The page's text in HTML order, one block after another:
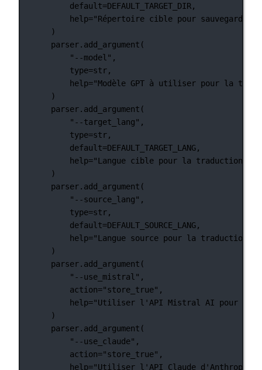
default=DEFAULT_TARGET_DIR,
help="Répertoire cible pour sauvegarder
)
parser.add_argument(
"--model" ,
type=str,
help="Modèle GPT à utiliser pour la
)
parser.add_argument(
"--target_lang" ,
type=str,
default=DEFAULT_TARGET_LANG,
help="Langue cible pour la traduction"
)
parser.add_argument(
"--source_lang" ,
type=str,
default=DEFAULT_SOURCE_LANG,
help="Langue source pour la traduction"
)
parser.add_argument(
"--use_mistral" ,
action="store_true" ,
help="Utiliser l'API Mistral AI pour la
)
parser.add_argument(
"--use_claude" ,
action="store_true" ,
help="Utiliser l'API Claude d'Anthropic